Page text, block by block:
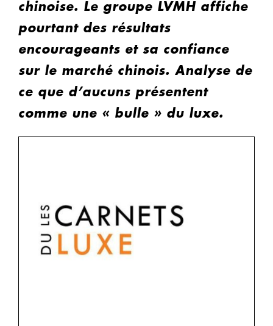
chinoise. Le groupe LVMH affiche
pourtant des résultats
encourageants et sa confiance
sur le marché chinois. Analyse de
ce que d’aucuns présentent
comme une « bulle » du luxe.